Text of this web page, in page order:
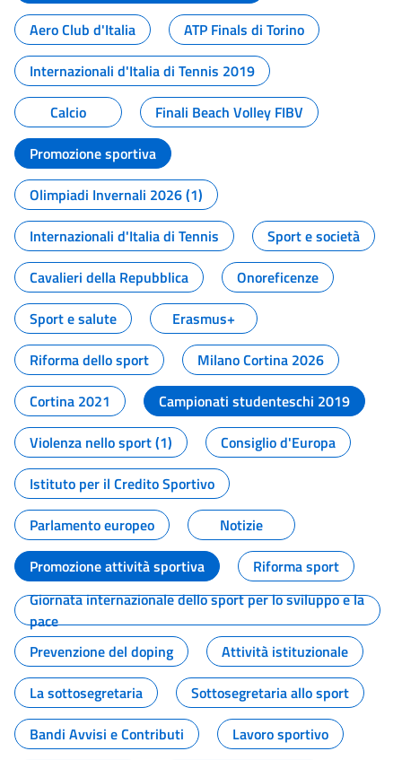
Aero Club d'Italia
ATP Finals di Torino
Internazionali d'Italia di Tennis 2019
Calcio
Finali Beach Volley FIBV
Promozione sportiva
Olimpiadi Invernali 2026 (1)
Internazionali d'Italia di Tennis
Sport e società
Cavalieri della Repubblica
Onoreficenze
Sport e salute
Erasmus+
Riforma dello sport
Milano Cortina 2026
Cortina 2021
Campionati studenteschi 2019
Violenza nello sport (1)
Consiglio d'Europa
Istituto per il Credito Sportivo
Parlamento europeo
Notizie
Promozione attività sportiva
Riforma sport
Giornata internazionale dello sport per lo sviluppo e la
pace
Prevenzione del doping
Attività istituzionale
La sottosegretaria
Sottosegretaria allo sport
Bandi Avvisi e Contributi
Lavoro sportivo